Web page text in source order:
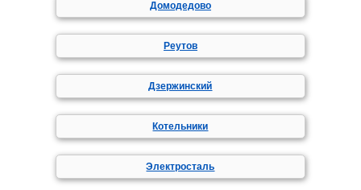
Домодедово
Реутов
Дзержинский
Котельники
Электросталь